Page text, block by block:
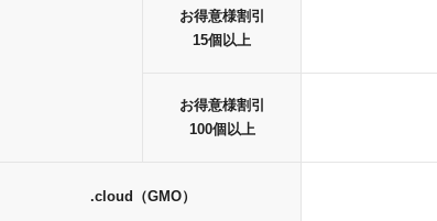
お得意様割引
15個以上
お得意様割引
100個以上
.cloud（GMO）